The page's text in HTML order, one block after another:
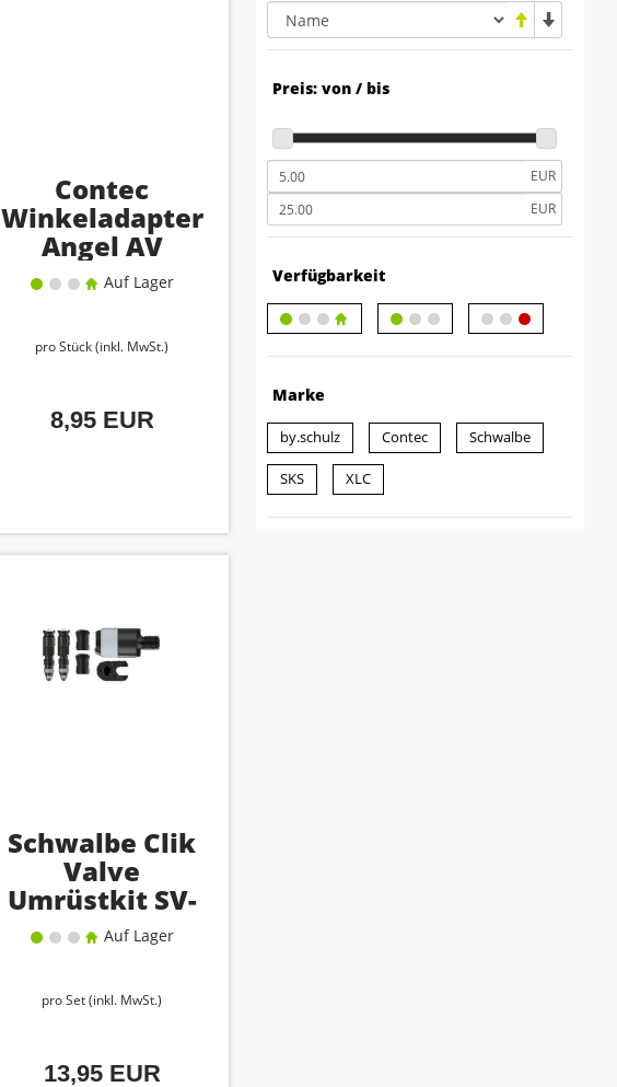
Contec
Winkeladapter
Angel AV
Auf Lager
pro Stück (inkl. MwSt.)
8,95 EUR
Schwalbe Clik
Valve
Umrüstkit SV-
SCV mit
Pumpenkopfadapter
Auf Lager
pro Set (inkl. MwSt.)
13,95 EUR
Preis: von / bis
EUR
EUR
Verfügbarkeit
Marke
by.schulz Contec Schwalbe
SKS XLC